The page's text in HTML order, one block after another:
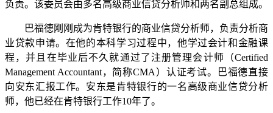
负责。该委员会由多名高级商业信贷分析师和两名副总组成。
巴福德刚刚成为肯特银行的商业信贷分析师，负责分析商
业贷款申请。在他的本科学习过程中，他学过会计和金融课
程，并且在毕业后不久就通过了注册管理会计师（Certified
Management Accountant，简称CMA）认证考试。巴福德直接
向安东汇报工作。安东是肯特银行的一名高级商业信贷分析
师，他已经在肯特银行工作10年了。